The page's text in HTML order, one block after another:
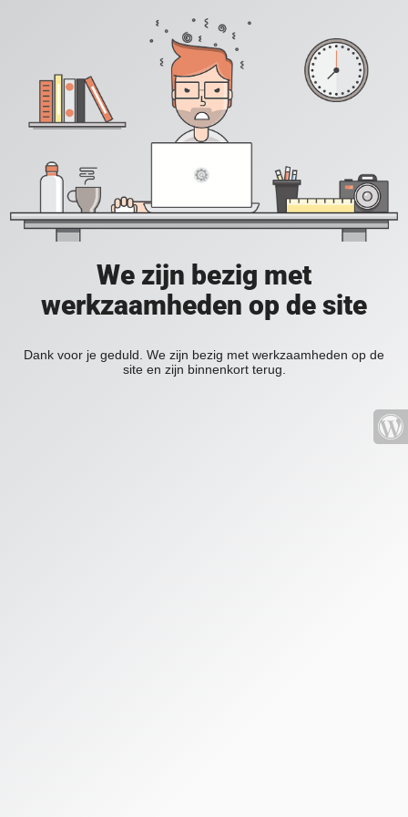
We zijn bezig met
werkzaamheden op de site
Dank voor je geduld. We zijn bezig met werkzaamheden op de
site en zijn binnenkort terug.